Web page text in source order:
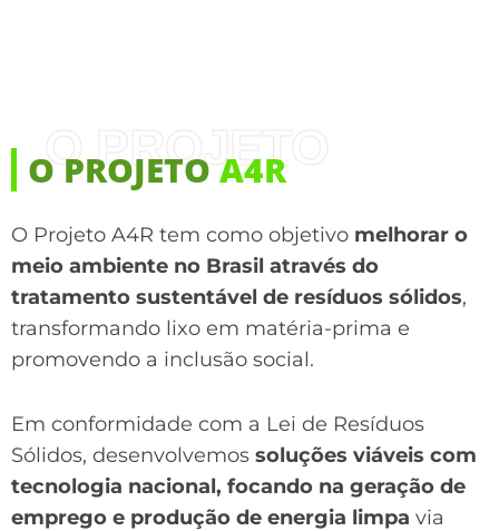
O PROJETO
O PROJETO A4R
O Projeto A4R tem como objetivo melhorar o
meio ambiente no Brasil através do
tratamento sustentável de resíduos sólidos,
transformando lixo em matéria-prima e
promovendo a inclusão social.
Em conformidade com a Lei de Resíduos
Sólidos, desenvolvemos soluções viáveis com
tecnologia nacional, focando na geração de
emprego e produção de energia limpa via